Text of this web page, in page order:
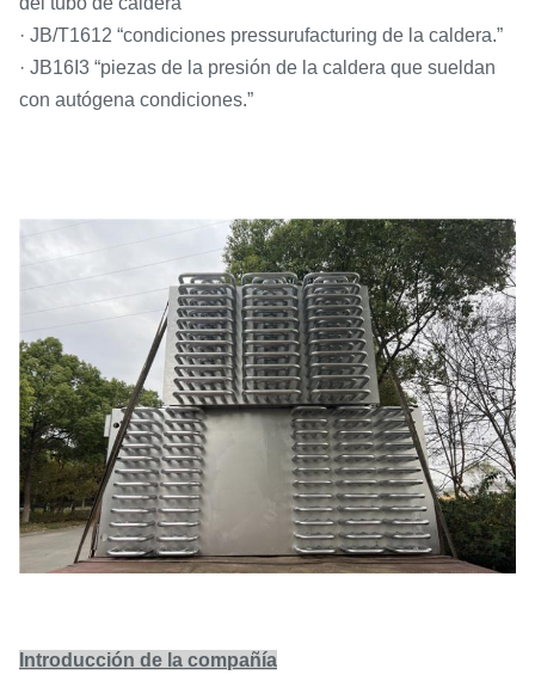
· JB/T1612 “condiciones pressurufacturing de la caldera.”
· JB16I3 “piezas de la presión de la caldera que sueldan
con autógena condiciones.”
Introducción de la compañía